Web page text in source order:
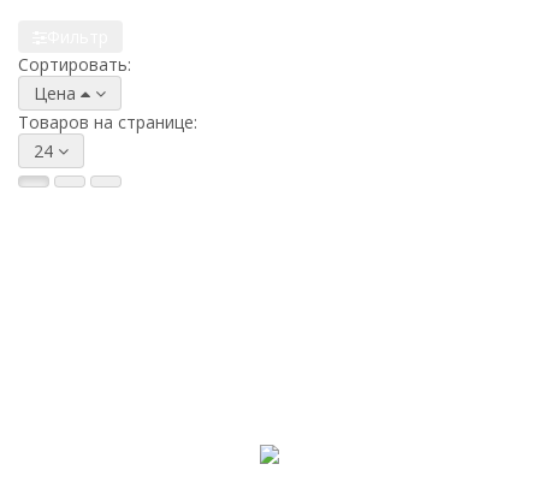
Сортировать:
Цена
Товаров на странице:
24